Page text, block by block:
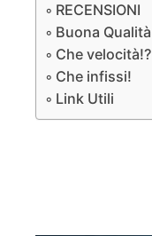
RECENSIONI
Buona Qualità
Che velocità!?
Che infissi!
Link Utili